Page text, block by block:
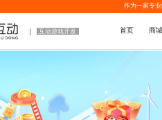
作为一家专业
互动游戏开发 首页 商